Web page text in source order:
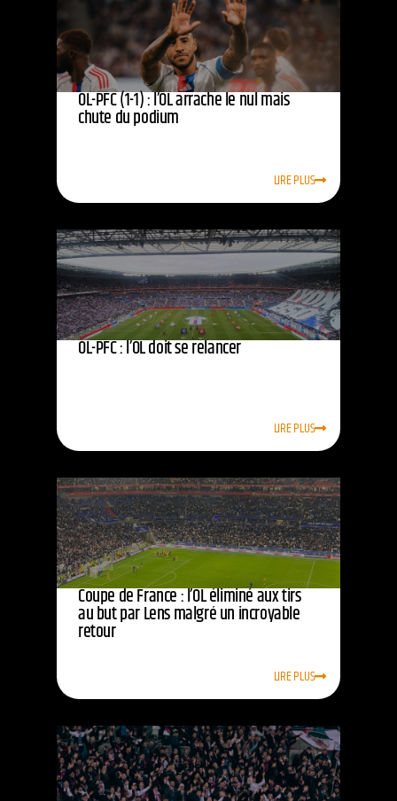
OL-PFC (1-1) : l’OL arrache le nul mais
chute du podium
LIRE PLUS
OL-PFC : l’OL doit se relancer
LIRE PLUS
Coupe de France : l’OL éliminé aux tirs
au but par Lens malgré un incroyable
retour
LIRE PLUS